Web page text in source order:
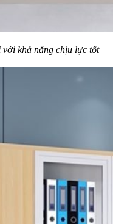
khả năng chịu lực tốt